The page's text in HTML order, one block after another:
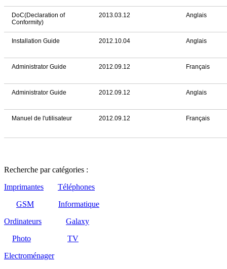
DoC(Declaration of
Conformity)
2013.03.12 Anglais
Installation Guide 2012.10.04 Anglais
Administrator Guide 2012.09.12 Français
Administrator Guide 2012.09.12 Anglais
Manuel de l'utilisateur 2012.09.12 Français
Recherche par catégories :
Imprimantes
Téléphones
GSM
Informatique
Ordinateurs
Galaxy
Photo
TV
Electroménager